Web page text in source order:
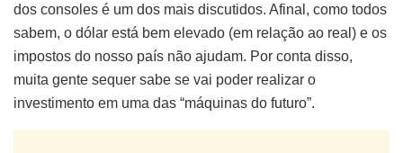
dos consoles é um dos mais discutidos. Afinal, como todos
sabem, o dólar está bem elevado (em relação ao real) e os
impostos do nosso país não ajudam. Por conta disso,
muita gente sequer sabe se vai poder realizar o
investimento em uma das “máquinas do futuro”.